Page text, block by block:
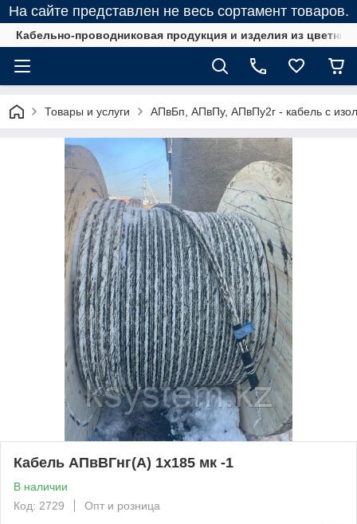
На сайте представлен не весь сортамент товаров.
Кабельно-проводниковая продукция и изделия из
Товары и услуги АПвБп, АПвПу, АПвПу2г - кабель с
Кабель АПвВГнг(А) 1х185 мк -1
В наличии
Код: 2729
Опт и розница